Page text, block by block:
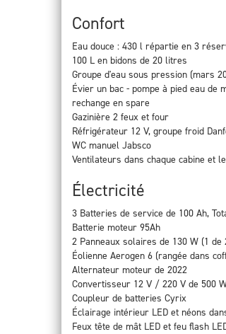
Confort
Eau douce : 430 l répartie en 3
100 L en bidons de 20 litres
Groupe d'eau sous pression (mars
Évier un bac - pompe à pied eau de
rechange en spare
Gazinière 2 feux et four
Réfrigérateur 12 V, groupe froid
WC manuel Jabsco
Ventilateurs dans chaque cabine et
Électricité
3 Batteries de service de 100 Ah,
Batterie moteur 95Ah
2 Panneaux solaires de 130 W (1 de
Éolienne Aerogen 6 (rangée dans
Alternateur moteur de 2022
Convertisseur 12 V / 220 V de 500
Coupleur de batteries Cyrix
Éclairage intérieur LED et néons
Feux tête de mât LED et feu flash